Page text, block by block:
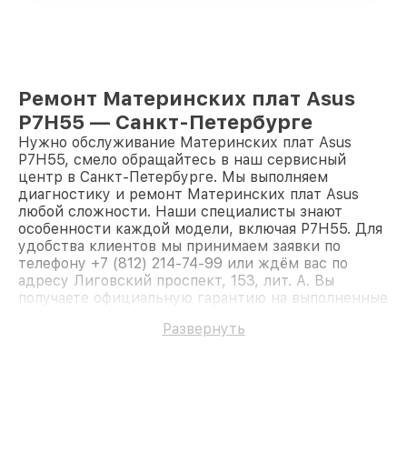
Ремонт Материнских плат Asus
P7H55 — Санкт-Петербурге
Нужно обслуживание Материнских плат Asus
P7H55, смело обращайтесь в наш сервисный
центр в Санкт-Петербурге. Мы выполняем
диагностику и ремонт Материнских плат Asus
любой сложности. Наши специалисты знают
особенности каждой модели, включая P7H55. Для
удобства клиентов мы принимаем заявки по
телефону +7 (812) 214-74-99 или ждём вас по
адресу Лиговский проспект, 153, лит. А. Вы
получаете официальную гарантию на выполненные
Развернуть